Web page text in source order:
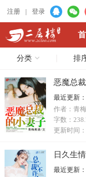
注册 | 登录
分类 排
恶魔总
最近更新：
作者： 青
字数：
更新时间：
日久生
最近更新：